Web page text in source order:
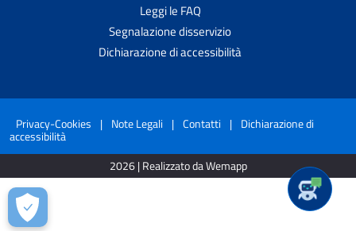
Leggi le FAQ
Segnalazione disservizio
Dichiarazione di accessibilità
Privacy-Cookies | Note Legali | Contatti | Dichiarazione di
accessibilità
2026 | Realizzato da Wemapp